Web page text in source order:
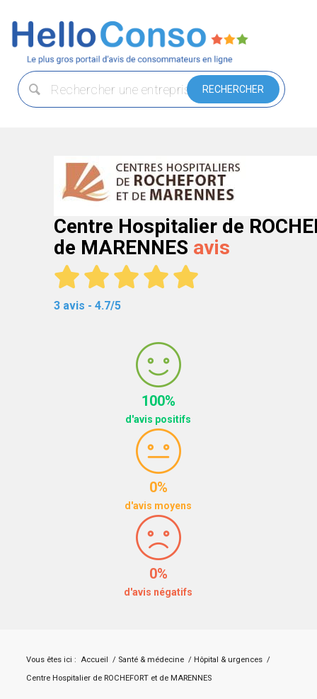
Centre Hospitalier de
de MARENNES avis
3 avis - 4.7/5
100%
d'avis positifs
0%
d'avis moyens
0%
d'avis négatifs
Vous êtes ici : Accueil / Santé & médecine / Hôpital & urgences /
Centre Hospitalier de ROCHEFORT et de MARENNES